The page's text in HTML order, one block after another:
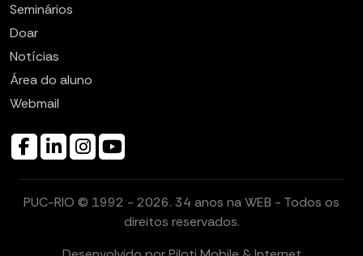
Seminários
Doar
Notícias
Área do aluno
Webmail
PUC-RIO © 1992 - 2026. 34 anos na WEB - Todos os
direitos reservados.